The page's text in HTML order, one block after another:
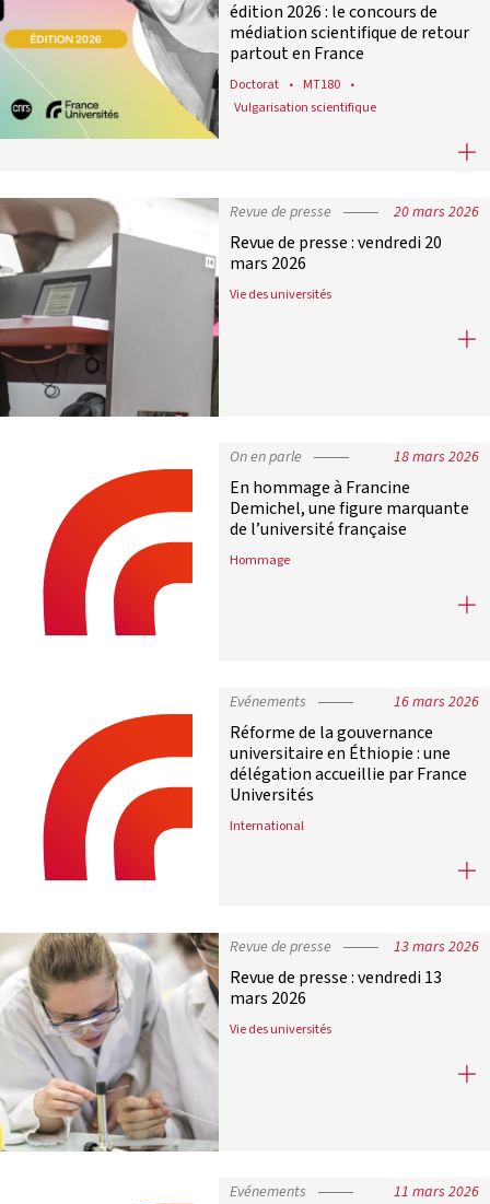
édition 2026 : le concours de
médiation scientifique de retour
partout en France
Doctorat
MT180
Vulgarisation scientifique
« Ma thèse en 180 secondes »
Revue de presse 20 mars 2026
Revue de presse : vendredi 20
mars 2026
Vie des universités
Revue de presse : vendredi 20 mars
On en parle 18 mars 2026
En hommage à Francine
Demichel, une figure marquante
de l’université française
Hommage
En hommage à Francine
Evénements 16 mars 2026
Réforme de la gouvernance
universitaire en Éthiopie : une
délégation accueillie par France
Universités
International
Réforme de la gouvernance
Revue de presse 13 mars 2026
Revue de presse : vendredi 13
mars 2026
Vie des universités
Revue de presse : vendredi 13 mars
Evénements 11 mars 2026